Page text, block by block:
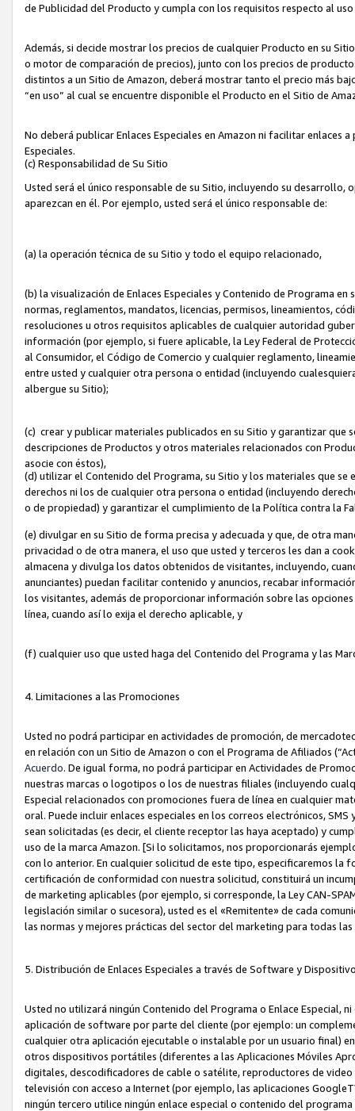
de Publicidad del Producto y cumpla con los requisitos respecto al uso
Además, si decide mostrar los precios de cualquier Producto en su
o motor de comparación de precios), junto con los precios de
distintos a un Sitio de Amazon, deberá mostrar tanto el precio más
“en uso” al cual se encuentre disponible el Producto en el Sitio de
No deberá publicar Enlaces Especiales en Amazon ni facilitar enlaces
Especiales.
(c) Responsabilidad de Su Sitio
Usted será el único responsable de su Sitio, incluyendo su
aparezcan en él. Por ejemplo, usted será el único responsable de:
(a) la operación técnica de su Sitio y todo el equipo relacionado,
(b) la visualización de Enlaces Especiales y Contenido de Programa
normas, reglamentos, mandatos, licencias, permisos, lineamientos,
resoluciones u otros requisitos aplicables de cualquier autoridad
información (por ejemplo, si fuere aplicable, la Ley Federal de
al Consumidor, el Código de Comercio y cualquier reglamento,
entre usted y cualquier otra persona o entidad (incluyendo
albergue su Sitio);
(c) crear y publicar materiales publicados en su Sitio y garantizar que
descripciones de Productos y otros materiales relacionados con
asocie con éstos),
(d) utilizar el Contenido del Programa, su Sitio y los materiales que se
derechos ni los de cualquier otra persona o entidad (incluyendo
o de propiedad) y garantizar el cumplimiento de la Política contra la
(e) divulgar en su Sitio de forma precisa y adecuada y que, de otra
privacidad o de otra manera, el uso que usted y terceros les dan a
almacena y divulga los datos obtenidos de visitantes, incluyendo,
anunciantes) puedan facilitar contenido y anuncios, recabar
los visitantes, además de proporcionar información sobre las
línea, cuando así lo exija el derecho aplicable, y
(f) cualquier uso que usted haga del Contenido del Programa y las
4. Limitaciones a las Promociones
Usted no podrá participar en actividades de promoción, de
en relación con un Sitio de Amazon o con el Programa de Afiliados
Acuerdo. De igual forma, no podrá participar en Actividades de
nuestras marcas o logotipos o los de nuestras filiales (incluyendo
Especial relacionados con promociones fuera de línea en cualquier
oral. Puede incluir enlaces especiales en los correos electrónicos,
sean solicitadas (es decir, el cliente receptor las haya aceptado) y
uso de la marca Amazon. [Si lo solicitamos, nos proporcionarás
con lo anterior. En cualquier solicitud de este tipo, especificaremos
certificación de conformidad con nuestra solicitud, constituirá un
de marketing aplicables (por ejemplo, si corresponde, la Ley CAN-
legislación similar o sucesora), usted es el «Remitente» de cada
las normas y mejores prácticas del sector del marketing para todas
5. Distribución de Enlaces Especiales a través de Software y
Usted no utilizará ningún Contenido del Programa o Enlace Especial,
aplicación de software por parte del cliente (por ejemplo: un
cualquier otra aplicación ejecutable o instalable por un usuario final)
otros dispositivos portátiles (diferentes a las Aplicaciones Móviles
digitales, descodificadores de cable o satélite, reproductores de
televisión con acceso a Internet (por ejemplo, las aplicaciones
ningún tercero utilice ningún enlace especial o contenido del